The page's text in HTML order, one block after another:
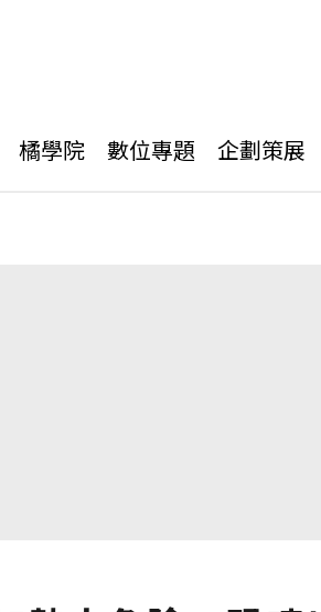
橘學院 數位專題 企劃策展